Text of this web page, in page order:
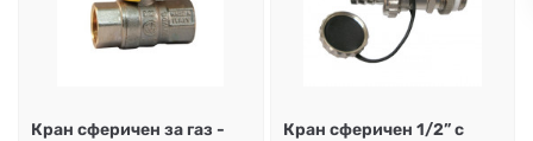
КАМИНИ
НА
KАМИНИ
НА
КОТЛИ
KОТЛИ
НА
Кран сферичен за газ -
Кран сфeричен 1/2” с